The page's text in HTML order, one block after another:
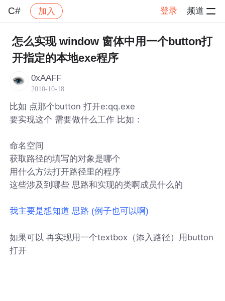
C# 加入 登录 频道
社区 C# 帖子详情
怎么实现 window 窗体中用一个button打
开指定的本地exe程序
0xAAFF
2010-10-18
比如 点那个button 打开e:qq.exe
要实现这个 需要做什么工作 比如：
命名空间
获取路径的填写的对象是哪个
用什么方法打开路径里的程序
这些涉及到哪些 思路和实现的类啊成员什么的
我主要是想知道 思路 (例子也可以啊)
如果可以 再实现用一个textbox（添入路径）用button
打开